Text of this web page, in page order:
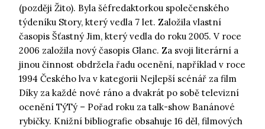
(později Žito). Byla šéfredaktorkou společenského
týdeníku Story, který vedla 7 let. Založila vlastní
časopis Šťastný Jim, který vedla do roku 2005. V roce
2006 založila nový časopis Glanc. Za svoji literární a
jinou činnost obdržela řadu ocenění, například v roce
1994 Českého lva v kategorii Nejlepší scénář za film
Díky za každé nové ráno a dvakrát po sobě televizní
ocenění TýTý – Pořad roku za talk-show Banánové
rybičky. Knižní bibliografie obsahuje 16 děl, filmových